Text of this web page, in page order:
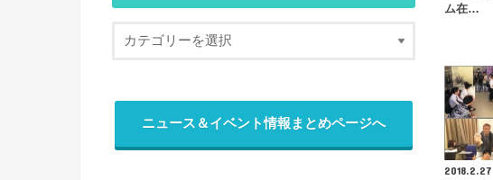
ム在…
2018.2.27
ニュース＆イベント情報まとめページへ